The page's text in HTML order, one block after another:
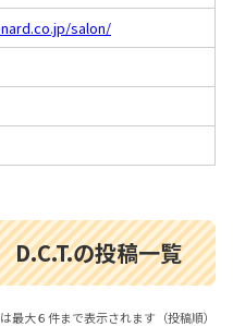
salon/
の投稿一覧
最大６件まで表示されます（投稿順）